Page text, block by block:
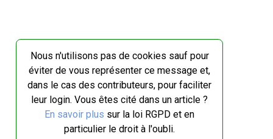
Nous n'utilisons pas de cookies sauf pour
éviter de vous représenter ce message et,
dans le cas des contributeurs, pour faciliter
leur login. Vous êtes cité dans un article ?
En savoir plus sur la loi RGPD et en
particulier le droit à l'oubli.